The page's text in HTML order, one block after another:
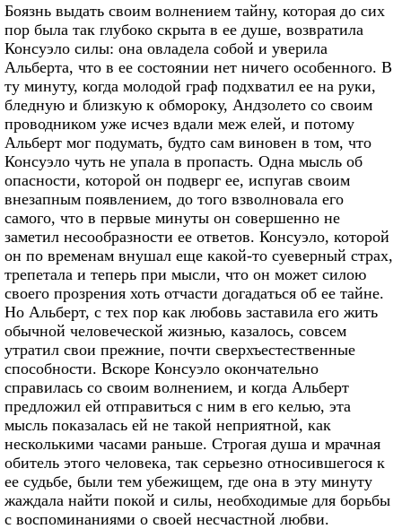
Боязнь выдать своим волнением тайну, которая до сих
пор была так глубоко скрыта в ее душе, возвратила
Консуэло силы: она овладела собой и уверила
Альберта, что в ее состоянии нет ничего особенного. В
ту минуту, когда молодой граф подхватил ее на руки,
бледную и близкую к обмороку, Андзолето со своим
проводником уже исчез вдали меж елей, и потому
Альберт мог подумать, будто сам виновен в том, что
Консуэло чуть не упала в пропасть. Одна мысль об
опасности, которой он подверг ее, испугав своим
внезапным появлением, до того взволновала его
самого, что в первые минуты он совершенно не
заметил несообразности ее ответов. Консуэло, которой
он по временам внушал еще какой-то суеверный страх,
трепетала и теперь при мысли, что он может силою
своего прозрения хоть отчасти догадаться об ее тайне.
Но Альберт, с тех пор как любовь заставила его жить
обычной человеческой жизнью, казалось, совсем
утратил свои прежние, почти сверхъестественные
способности. Вскоре Консуэло окончательно
справилась со своим волнением, и когда Альберт
предложил ей отправиться с ним в его келью, эта
мысль показалась ей не такой неприятной, как
несколькими часами раньше. Строгая душа и мрачная
обитель этого человека, так серьезно относившегося к
ее судьбе, были тем убежищем, где она в эту минуту
жаждала найти покой и силы, необходимые для борьбы
с воспоминаниями о своей несчастной любви.